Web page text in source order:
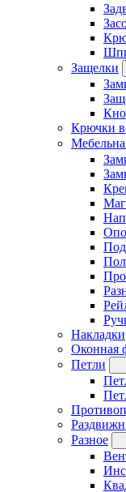
Защелки
Крючки
Накладки
Оконная
Петли
Разное